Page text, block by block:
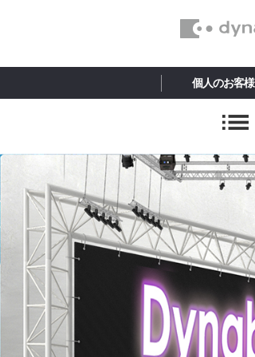
個人のお客様